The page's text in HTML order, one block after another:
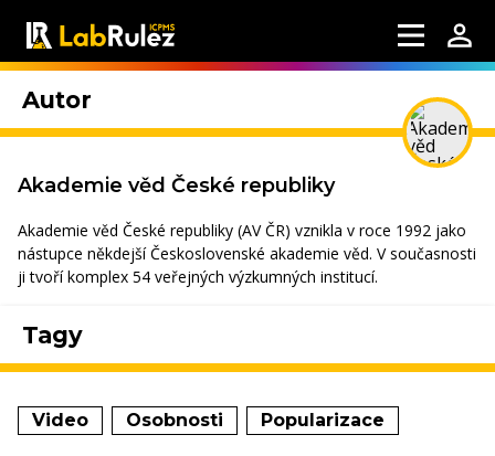
Autor
Akademie věd České republiky
Akademie věd České republiky (AV ČR) vznikla v roce 1992 jako
nástupce někdejší Československé akademie věd. V současnosti
ji tvoří komplex 54 veřejných výzkumných institucí.
Tagy
Video Osobnosti Popularizace